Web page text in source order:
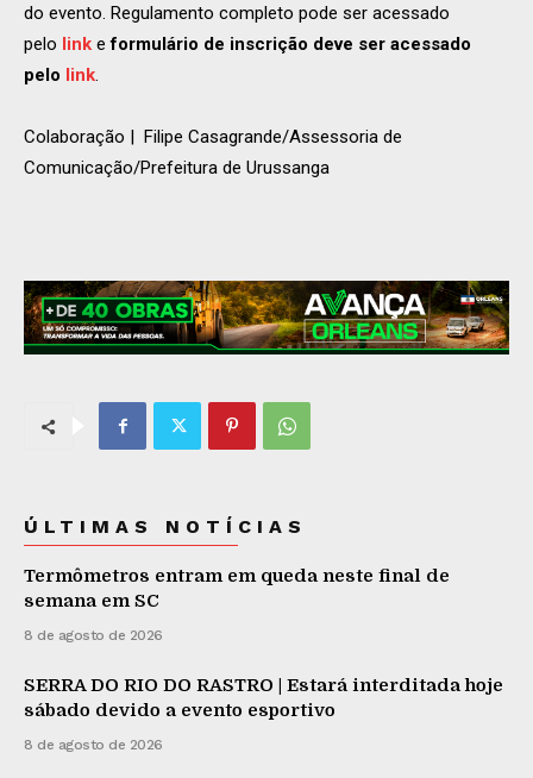
do evento. Regulamento completo pode ser acessado
pelo link eformulário de inscrição deve ser acessado
pelo link
Colaboração | Filipe Casagrande/Assessoria de
Comunicação/Prefeitura de Urussanga
ÚLTIMAS NOTÍCIAS
Termômetros entram em queda neste final de
semana em SC
8 de agosto de 2026
SERRA DO RIO DO RASTRO | Estará interditada hoje
sábado devido a evento esportivo
8 de agosto de 2026